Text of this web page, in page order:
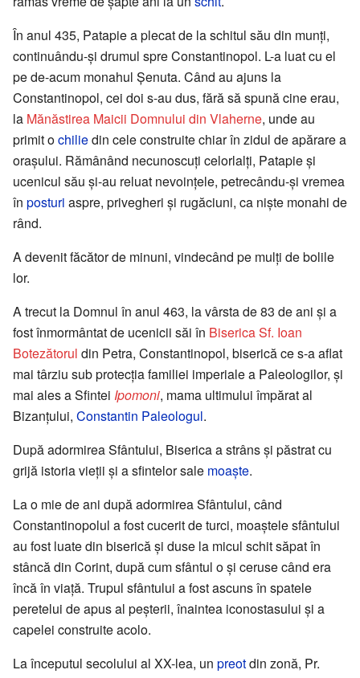
În anul 435, Patapie a plecat de la schitul său din munți,
continuându-și drumul spre Constantinopol. L-a luat cu el
pe de-acum monahul Șenuta. Când au ajuns la
Constantinopol, cei doi s-au dus, fără să spună cine erau,
la Mănăstirea Maicii Domnului din Vlaherne, unde au
primit ochiliedin cele construite chiar în zidul de apărare a
orașului. Rămânând necunoscuți celorlalți, Patapie și
ucenicul său și-au reluat nevoințele, petrecându-și vremea
în posturi aspre, privegheri și rugăciuni, ca niște monahi de
rând.
A devenit făcător de minuni, vindecând pe mulți de bolile
lor.
A trecut la Domnul în anul 463, la vârsta de 83 de ani și a
fost înmormântat de ucenicii săi în Biserica Sf. Ioan
Botezătorul din Petra, Constantinopol, biserică ce s-a aflat
mai târziu sub protecția familiei imperiale a Paleologilor, și
mai ales a Sfintei Ipomoni, mama ultimului împărat al
Bizanțului, Constantin Paleologul.
După adormirea Sfântului, Biserica a strâns și păstrat cu
grijă istoria vieții și a sfintelor sale moaște.
La o mie de ani după adormirea Sfântului, când
Constantinopolul a fost cucerit de turci, moaștele sfântului
au fost luate din biserică și duse la micul schit săpat în
stâncă din Corint, după cum sfântul o și ceruse când era
încă în viață. Trupul sfântului a fost ascuns în spatele
peretelui de apus al peșterii, înaintea iconostasului și a
capelei construite acolo.
La începutul secolului al XX-lea, un preotdin zonă, Pr.